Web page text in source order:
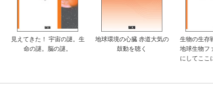
見えてきた！ 宇宙の謎。生
命の謎。脳の謎。
地球環境の心臓 赤道大気の
鼓動を聴く
生物の生存
地球生物フ
にしてここ